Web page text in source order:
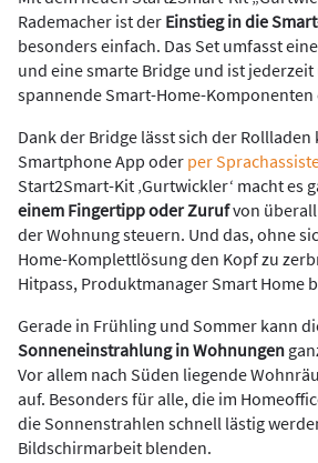
Rademacher ist der Einstieg in die
besonders einfach. Das Set umfasst
und eine smarte Bridge und ist
spannende Smart-Home-
Dank der Bridge lässt sich der
Smartphone App oder per
Start2Smart-Kit ‚Gurtwickler‘ macht es
einem Fingertipp oder Zurufvon
der Wohnung steuern. Und das, ohne
Home-Komplettlösung den Kopf zu
Hitpass, Produktmanager Smart Home
Gerade in Frühling und Sommer kann
Sonneneinstrahlung in Wohnungen
Vor allem nach Süden liegende
auf. Besonders für alle, die im
die Sonnenstrahlen schnell lästig
Bildschirmarbeit blenden.